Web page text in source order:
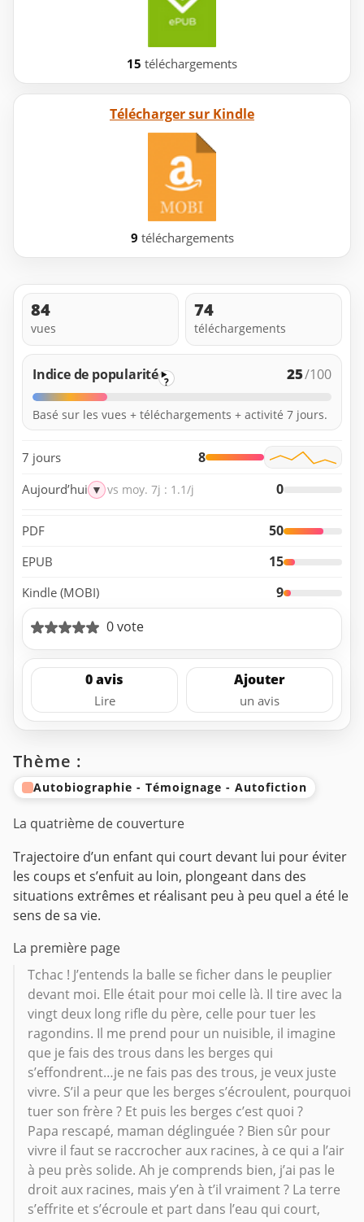
15 téléchargements
Télécharger sur Kindle
9 téléchargements
84
vues
74
téléchargements
Indice de popularité ? 25/100
Basé sur les vues + téléchargements + activité 7 jours.
7 jours 8
Aujourd’hui ▼ vs moy. 7j : 1.1/j 0
PDF 50
EPUB 15
Kindle (MOBI)
9
0 vote
0 avis
Lire
Ajouter
un avis
Thème :
Autobiographie - Témoignage - Autofiction
La quatrième de couverture
Trajectoire d’un enfant qui court devant lui pour éviter
les coups et s’enfuit au loin, plongeant dans des
situations extrêmes et réalisant peu à peu quel a été le
sens de sa vie.
La première page
Tchac ! J’entends la balle se ficher dans le peuplier
devant moi. Elle était pour moi celle là. Il tire avec la
vingt deux long rifle du père, celle pour tuer les
ragondins. Il me prend pour un nuisible, il imagine
que je fais des trous dans les berges qui
s’effondrent…je ne fais pas des trous, je veux juste
vivre. S’il a peur que les berges s’écroulent, pourquoi
tuer son frère ? Et puis les berges c’est quoi ?
Papa rescapé, maman déglinguée ? Bien sûr pour
vivre il faut se raccrocher aux racines, à ce qui a l’air
à peu près solide. Ah je comprends bien, j’ai pas le
droit aux racines, mais y’en à t’il vraiment ? La terre
s’effrite et s’écroule et part dans l’eau qui court,